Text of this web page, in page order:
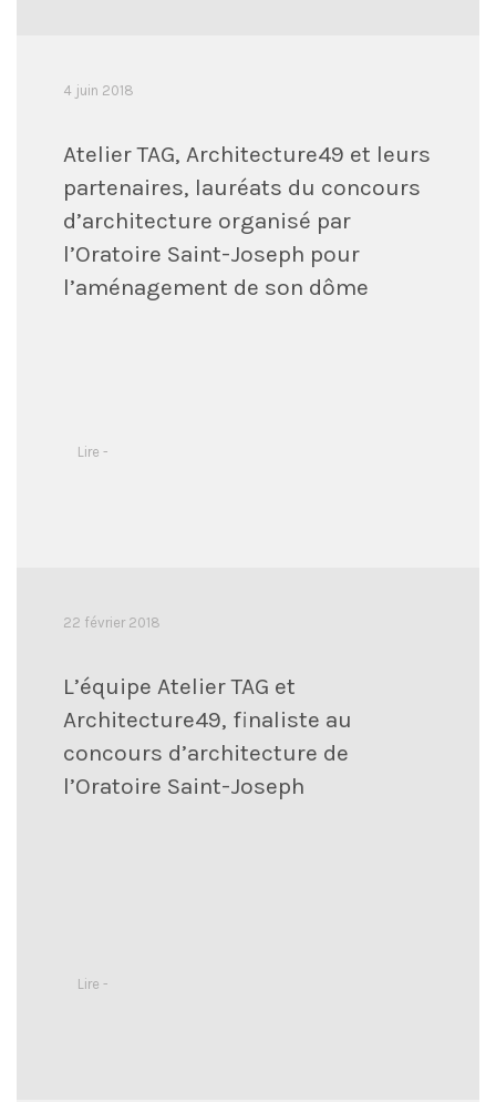
4 juin 2018
Atelier TAG, Architecture49 et leurs
partenaires, lauréats du concours
d’architecture organisé par
l’Oratoire Saint-Joseph pour
l’aménagement de son dôme
Lire -
22 février 2018
L’équipe Atelier TAG et
Architecture49, finaliste au
concours d’architecture de
l’Oratoire Saint-Joseph
Lire -